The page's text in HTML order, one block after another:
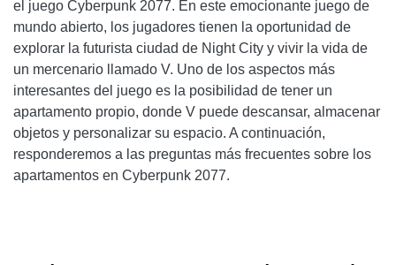
el juego Cyberpunk 2077. En este emocionante juego de
mundo abierto, los jugadores tienen la oportunidad de
explorar la futurista ciudad de Night City y vivir la vida de
un mercenario llamado V. Uno de los aspectos más
interesantes del juego es la posibilidad de tener un
apartamento propio, donde V puede descansar, almacenar
objetos y personalizar su espacio. A continuación,
responderemos a las preguntas más frecuentes sobre los
apartamentos en Cyberpunk 2077.